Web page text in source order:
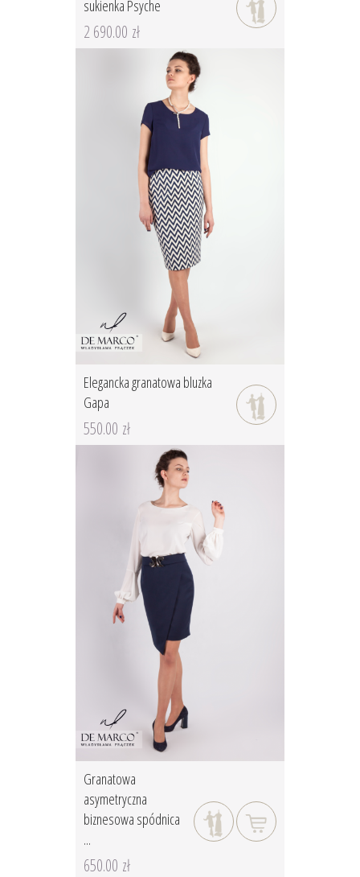
sukienka Psyche
2 690.00 zł
Elegancka granatowa bluzka
Gapa
550.00 zł
Granatowa
asymetryczna
biznesowa spódnica
...
650.00 zł